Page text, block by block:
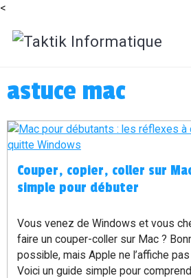
<
astuce mac
Couper, copier, coller sur
simple pour débuter
Vous venez de Windows et vous
faire un couper-coller sur Mac ?
possible, mais Apple ne l’affiche
Voici un guide simple pour